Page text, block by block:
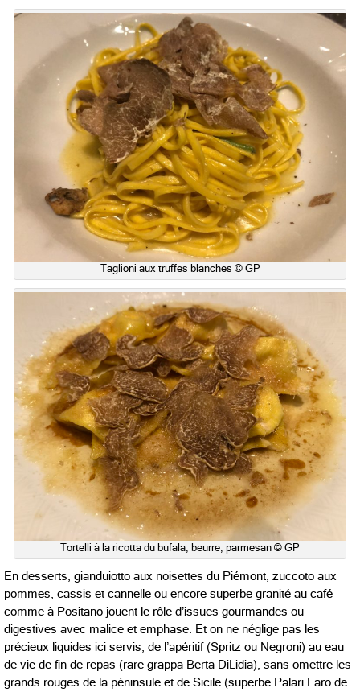
Taglioni aux truffes blanches © GP
Tortelli à la ricotta du bufala, beurre, parmesan © GP
En desserts, gianduiotto aux noisettes du Piémont, zuccoto aux
pommes, cassis et cannelle ou encore superbe granité au café
comme à Positano jouent le rôle d’issues gourmandes ou
digestives avec malice et emphase. Et on ne néglige pas les
précieux liquides ici servis, de l’apéritif (Spritz ou Negroni) au eau
de vie de fin de repas (rare grappa Berta DiLidia), sans omettre les
grands rouges de la péninsule et de Sicile (superbe Palari Faro de